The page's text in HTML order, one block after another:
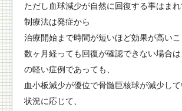
ただし血球減少が自然に回復する事はま
制療法は発症から
治療開始まで時間が短いほど効果が高いこ
数ヶ月経っても回復が確認できない場合
の軽い症例であっても、
血小板減少が優位で骨髄巨核球が減少し
状況に応じて、